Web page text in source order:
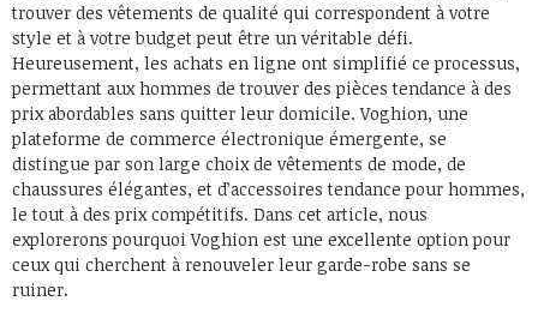
trouver des vêtements de qualité qui correspondent à votre
style et à votre budget peut être un véritable défi.
Heureusement, les achats en ligne ont simplifié ce processus,
permettant aux hommes de trouver des pièces tendance à des
prix abordables sans quitter leur domicile. Voghion, une
plateforme de commerce électronique émergente, se
distingue par son large choix de vêtements de mode, de
chaussures élégantes, et d’accessoires tendance pour hommes,
le tout à des prix compétitifs. Dans cet article, nous
explorerons pourquoi Voghion est une excellente option pour
ceux qui cherchent à renouveler leur garde-robe sans se
ruiner.